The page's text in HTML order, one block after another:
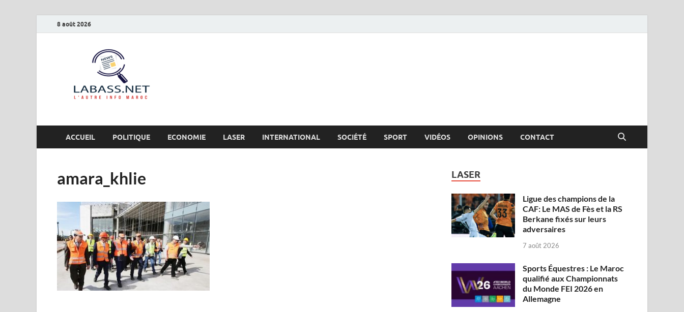
8 août 2026
ACCUEIL POLITIQUE ECONOMIE LASER INTERNATIONAL SOCIÉTÉ SPORT VIDÉOS OPINIONS CONTACT
amara_khlie LASER
Ligue des champions de la
CAF: Le MAS de Fès et la RS
Berkane fixés sur leurs
adversaires
7 août 2026
Sports Équestres : Le Maroc
qualifié aux Championnats
du Monde FEI 2026 en
Allemagne